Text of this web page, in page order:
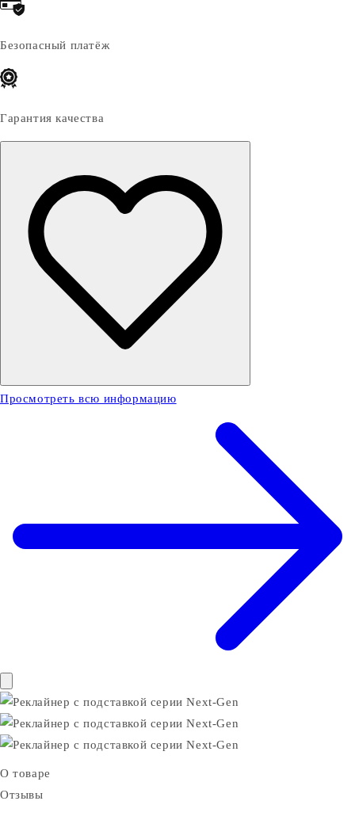
Безопасный платёж
Гарантия качества
Просмотреть всю информацию
О товаре
Отзывы